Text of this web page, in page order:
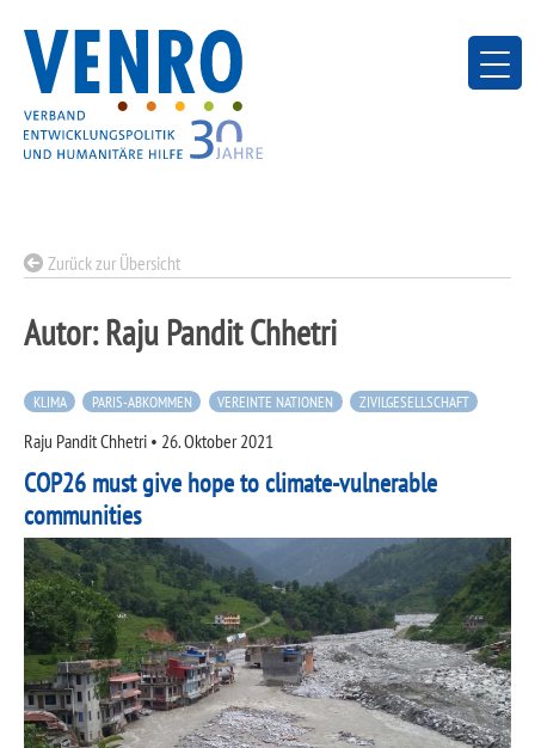
content
Zurück zur Übersicht
Autor:Raju Pandit Chhetri
KLIMA PARIS-ABKOMMEN VEREINTE NATIONEN ZIVILGESELLSCHAFT
Raju Pandit Chhetri • 26. Oktober 2021
COP26 must give hope to climate-vulnerable
communities